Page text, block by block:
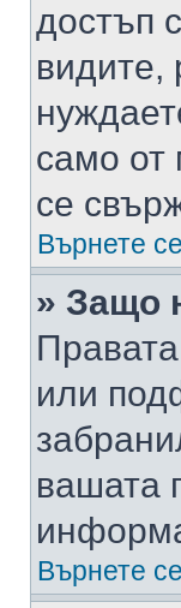
достъп
видите,
само от
се
Върнете
» Защо
или
вашата
Върнете